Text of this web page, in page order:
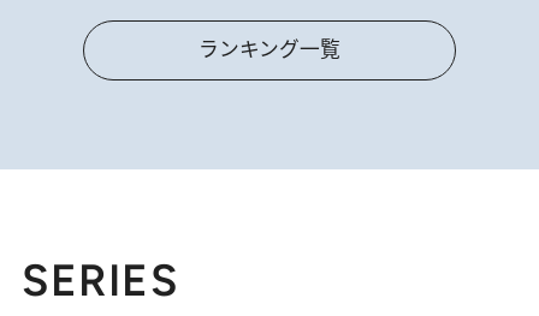
ランキング一覧
SERIES